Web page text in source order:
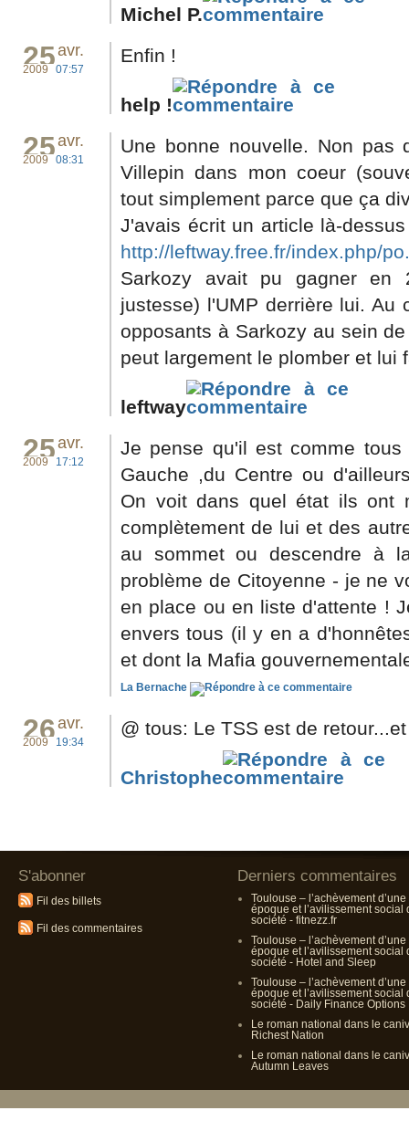
Michel P.
25avr.
2009 07:57
Enfin !
help !
25avr.
2009 08:31
Une bonne nouvelle. Non pas
Villepin dans mon coeur
tout simplement parce que ça
J'avais écrit un article là-
http://leftway.free.fr/index.php/
Sarkozy avait pu gagner
justesse) l'UMP derrière lui. Au
opposants à Sarkozy au sein
peut largement le plomber et lui
leftway
25avr.
2009 17:12
Je pense qu'il est comme
Gauche ,du Centre ou
On voit dans quel état ils ont
complètement de lui et des
au sommet ou descendre à
problème de Citoyenne - je ne
en place ou en liste d'attente !
envers tous (il y en a
et dont la Mafia
La Bernache
26avr.
2009 19:34
@ tous: Le TSS est de
Christophe
S'abonner
Fil des billets
Fil des commentaires
Derniers commentaires
Toulouse – l’achèvement d’une
époque et l’avilissement social
société - fitnezz.fr
Toulouse – l’achèvement d’une
époque et l’avilissement social
société - Hotel and Sleep
Toulouse – l’achèvement d’une
époque et l’avilissement social
société - Daily Finance Options
Le roman national dans le
Richest Nation
Le roman national dans le
Autumn Leaves